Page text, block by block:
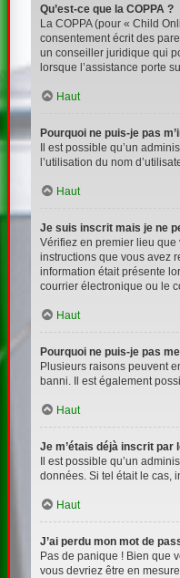
Qu’est-ce que la COPPA ?
La COPPA (pour « Child
consentement écrit des
un conseiller juridique qui
lorsque l’assistance porte
Haut
Pourquoi ne puis-je pas
Il est possible qu’un
l’utilisation du nom
Haut
Je suis inscrit mais je ne
Vérifiez en premier lieu que
instructions que vous avez
information était présente
courrier électronique ou le
Haut
Pourquoi ne puis-je pas
Plusieurs raisons peuvent
banni. Il est également
Haut
Je m’étais déjà inscrit par
Il est possible qu’un
données. Si tel était le cas,
Haut
J’ai perdu mon mot de
Pas de panique ! Bien que
vous devriez être en